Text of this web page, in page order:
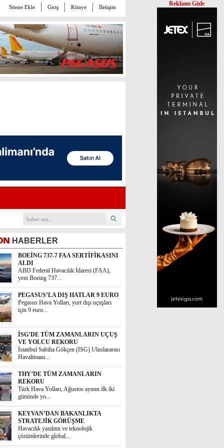
Sitene Ekle Giriş Künye İletişim
HABERLER
BOEİNG 737-7 FAA SERTİFİKASINI
ALDI
ABD Federal Havacılık İdaresi (FAA),
yeni Boeing 737...
PEGASUS’LA DIŞ HATLAR 9 EURO
Pegasus Hava Yolları, yurt dışı uçuşları
için 9 euro...
İSG’DE TÜM ZAMANLARIN UÇUŞ
VE YOLCU REKORU
İstanbul Sabiha Gökçen (ISG) Uluslararası
Havalimanı...
THY’DE TÜM ZAMANLARIN
REKORU
Türk Hava Yolları, Ağustos ayının ilk iki
gününde yo...
KEYVAN’DAN BAKANLIKTA
STRATEJİK GÖRÜŞME
Havacılık yazılımı ve teknolojik
çözümlerinde global...
Reklamı Gizle